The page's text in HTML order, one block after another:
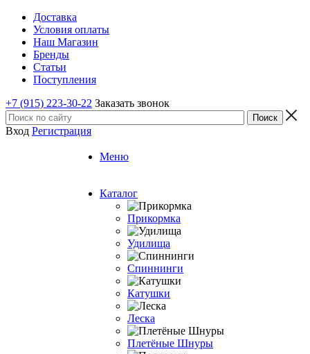
Доставка
Условия оплаты
Наш Магазин
Бренды
Статьи
Поступления
+7 (915) 223-30-22 Заказать звонок
Вход Регистрация
Меню
Каталог
Прикормка
Удилища
Спиннинги
Катушки
Леска
Плетёные Шнуры